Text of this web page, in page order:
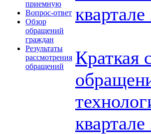
приемную
Вопрос-ответ
Обзор
обращений
граждан
Результаты
рассмотрения
обращений
Краткая